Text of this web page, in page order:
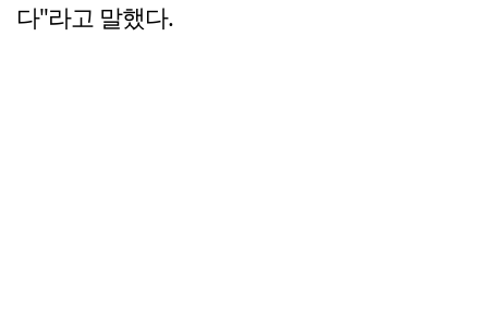
다"라고 말했다.